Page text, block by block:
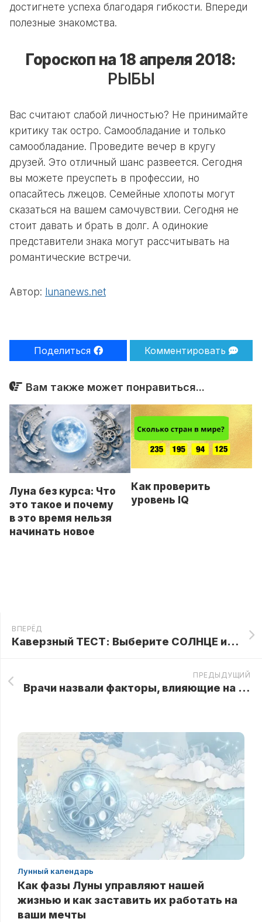
достигнете успеха благодаря гибкости. Впереди
полезные знакомства.
Гороскоп на 18 апреля 2018:
РЫБЫ
Вас считают слабой личностью? Не принимайте
критику так остро. Самообладание и только
самообладание. Проведите вечер в кругу
друзей. Это отличный шанс развеется. Сегодня
вы можете преуспеть в профессии, но
опасайтесь лжецов. Семейные хлопоты могут
сказаться на вашем самочувствии. Сегодня не
стоит давать и брать в долг. А одинокие
представители знака могут рассчитывать на
романтические встречи.
Автор: lunanews.net
Поделиться Комментировать
Вам также может понравиться...
Луна без курса: Что
это такое и почему
в это время нельзя
начинать новое
Как проверить
уровень IQ
ВПЕРЁД
Каверзный ТЕСТ: Выберите СОЛНЦЕ и узнайте многое о вашем характере
ПРЕДЫДУЩИЙ
Врачи назвали факторы, влияющие на качество интимной жизни
Лунный календарь
Как фазы Луны управляют нашей
жизнью и как заставить их работать на
ваши мечты